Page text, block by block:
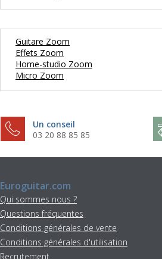
Guitare Zoom
Effets Zoom
Home-studio Zoom
Micro Zoom
Un conseil
03 20 88 85 85
Euroguitar.com
Qui sommes nous ?
Questions fréquentes
Conditions générales de vente
Conditions générales d'utilisation
Recrutement